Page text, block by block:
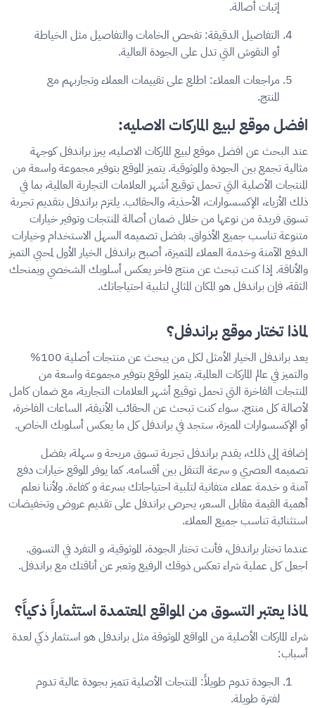
إثبات أصالة.
التفاصيل الدقيقة: تفحص الخامات والتفاصيل مثل الخياطة
أو النقوش التي تدل على الجودة العالية.
مراجعات العملاء: اطلع على تقييمات العملاء وتجاربهم مع
المنتج.
افضل موقع لبيع الماركات الاصليه:
عند البحث عن افضل موقع لبيع الماركات الاصليه، يبرز براندفل كوجهة
مثالية تجمع بين الجودة والموثوقية. يتميز الموقع بتوفير مجموعة واسعة من
المنتجات الأصلية التي تحمل توقيع أشهر العلامات التجارية العالمية، بما في
ذلك الأزياء، الإكسسوارات، الأحذية، والحقائب. يلتزم براندفل بتقديم تجربة
تسوق فريدة من نوعها من خلال ضمان أصالة المنتجات وتوفير خيارات
متنوعة تناسب جميع الأذواق. بفضل تصميمه السهل الاستخدام وخيارات
الدفع الآمنة وخدمة العملاء المتميزة، أصبح براندفل الخيار الأول لمحبي التميز
والأناقة. إذا كنت تبحث عن منتج فاخر يعكس أسلوبك الشخصي ويمنحك
الثقة، فإن براندفل هو المكان المثالي لتلبية احتياجاتك.
لماذا تختار موقع براندفل؟
يعدبراندفل
الخيار الأمثل لكل من يبحث عن منتجات أصلية 100%
والتميز في عالم الماركات العالمية. يتميز الموقع بتوفير مجموعة واسعة من
المنتجات الفاخرة التي تحمل توقيع أشهر العلامات التجارية، مع ضمان كامل
لأصالة كل منتج. سواء كنت تبحث عن الحقائب الأنيقة، الساعات الفاخرة،
أو الإكسسوارات المميزة، ستجد في براندفل كل ما يعكس أسلوبك الخاص.
إضافة إلى ذلك، يقدم براندفل تجربة تسوق مريحة و سهلة، بفضل
تصميمه العصري و سرعة التنقل بين أقسامه. كما يوفر الموقع خيارات دفع
آمنة و خدمة عملاء متفانية لتلبية احتياجاتك بسرعة و كفاءة. ولأننا نعلم
أهمية القيمة مقابل السعر، يحرص براندفل على تقديم عروض وتخفيضات
استثنائية تناسب جميع العملاء.
عندما تختار براندفل، فأنت تختار الجودة، الموثوقية، و التفرد في التسوق.
اجعل كل عملية شراء تعكس ذوقك الرفيع وتعبر عن أناقتك مع براندفل.
لماذا يعتبر التسوق من المواقع المعتمدة استثماراً ذكياً؟
شراء الماركات الأصلية من المواقع الموثوقة مثل براندفل هو استثمار ذكي لعدة
أسباب:
الجودة تدوم طويلاً: المنتجات الأصلية تتميز بجودة عالية تدوم
لفترة طويلة.